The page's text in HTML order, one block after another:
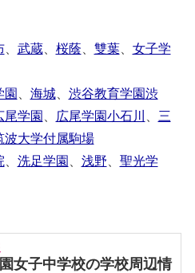
、 武蔵、 桜蔭、 雙葉、 女子学
園、 海城、 渋谷教育学園渋
尾学園、 広尾学園小石川、 三
波大学付属駒場
、 洗足学園、 浅野、 聖光学
女子中学校の学校周辺情